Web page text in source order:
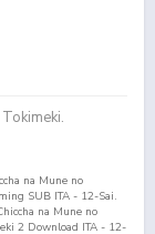
na Mune no
SUB ITA - 12-Sai.
na Mune no
2 Download ITA - 12-